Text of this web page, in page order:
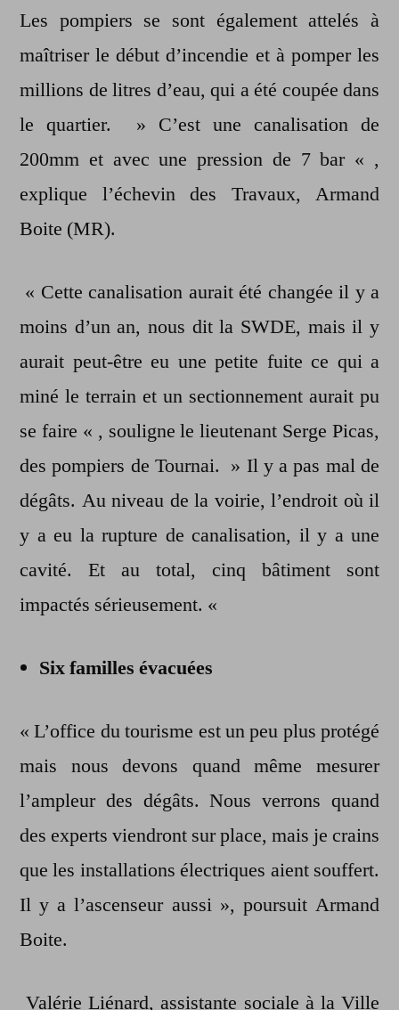
Les pompiers se sont également attelés à
maîtriser le début d’incendie et à pomper les
millions de litres d’eau, qui a été coupée dans
le quartier. » C’est une canalisation de
200mm et avec une pression de 7 bar « ,
explique l’échevin des Travaux, Armand
Boite (MR).
« Cette canalisation aurait été changée il y a
moins d’un an, nous dit la SWDE, mais il y
aurait peut-être eu une petite fuite ce qui a
miné le terrain et un sectionnement aurait pu
se faire « , souligne le lieutenant Serge Picas,
des pompiers de Tournai. » Il y a pas mal de
dégâts. Au niveau de la voirie, l’endroit où il
y a eu la rupture de canalisation, il y a une
cavité. Et au total, cinq bâtiment sont
impactés sérieusement. «
Six familles évacuées
« L’office du tourisme est un peu plus protégé
mais nous devons quand même mesurer
l’ampleur des dégâts. Nous verrons quand
des experts viendront sur place, mais je crains
que les installations électriques aient souffert.
Il y a l’ascenseur aussi », poursuit Armand
Boite.
Valérie Liénard, assistante sociale à la Ville